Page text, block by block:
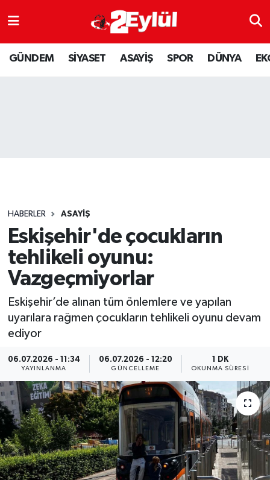
GÜNDEM SİYASET ASAYİŞ SPOR DÜNYA
HABERLER ASAYİŞ
Eskişehir'de çocukların
tehlikeli oyunu:
Vazgeçmiyorlar
Eskişehir’de alınan tüm önlemlere ve yapılan
uyarılara rağmen çocukların tehlikeli oyunu devam
ediyor
06.07.2026 - 11:34
YAYINLANMA
06.07.2026 - 12:20
GÜNCELLEME
1 DK
OKUNMA SÜRESI
ASAYİŞ
DÜNYA
SPOR
YAŞAM
Nöbetçi Eczaneler
Hava Durumu
Son Dakika Haberleri
Haber Arşivi